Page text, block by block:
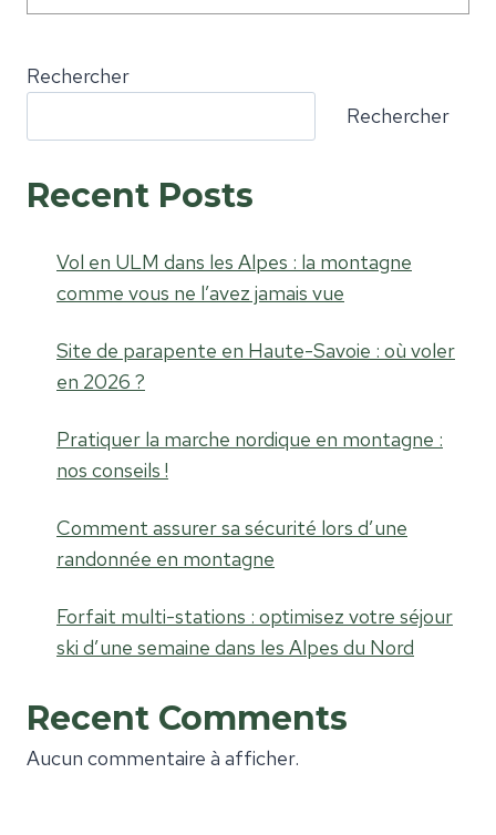
Rechercher
Rechercher
Recent Posts
Vol en ULM dans les Alpes : la montagne
comme vous ne l’avez jamais vue
Site de parapente en Haute-Savoie : où voler
en 2026 ?
Pratiquer la marche nordique en montagne :
nos conseils !
Comment assurer sa sécurité lors d’une
randonnée en montagne
Forfait multi-stations : optimisez votre séjour
ski d’une semaine dans les Alpes du Nord
Recent Comments
Aucun commentaire à afficher.